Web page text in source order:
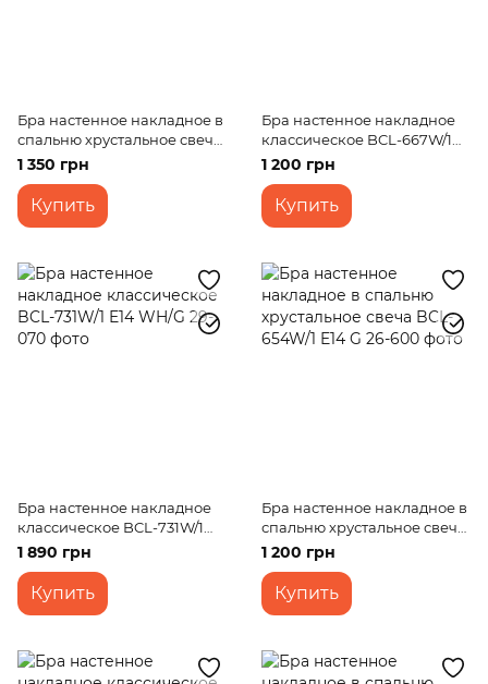
Бра настенное накладное в
спальню хрустальное свеча
BCL-658W/1 E14 FGD
1 350 грн
Купить
Бра настенное накладное
классическое BCL-667W/1
E14 FGD
1 200 грн
Купить
Бра настенное накладное
классическое BCL-731W/1
E14 WH/G
1 890 грн
Купить
Бра настенное накладное в
спальню хрустальное свеча
BCL-654W/1 E14 G
1 200 грн
Купить